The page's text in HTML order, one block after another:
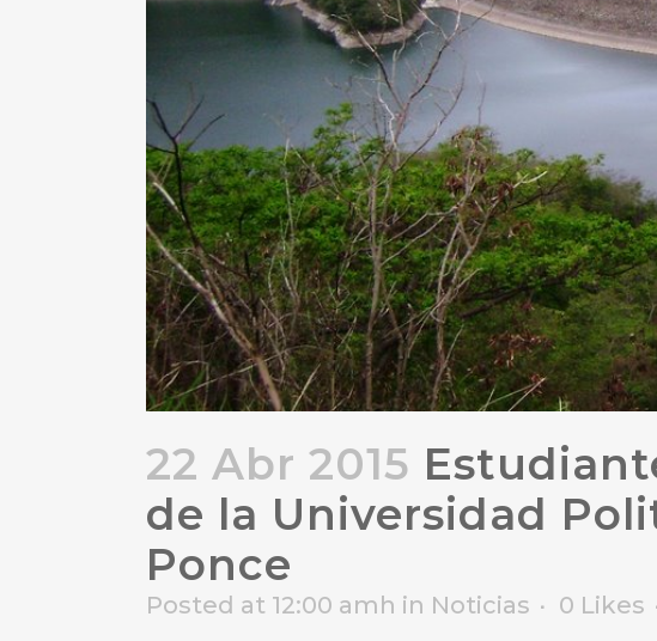
22 Abr 2015
de la Universidad
Ponce
Posted at 12:00 amh in Noticias 0 Likes